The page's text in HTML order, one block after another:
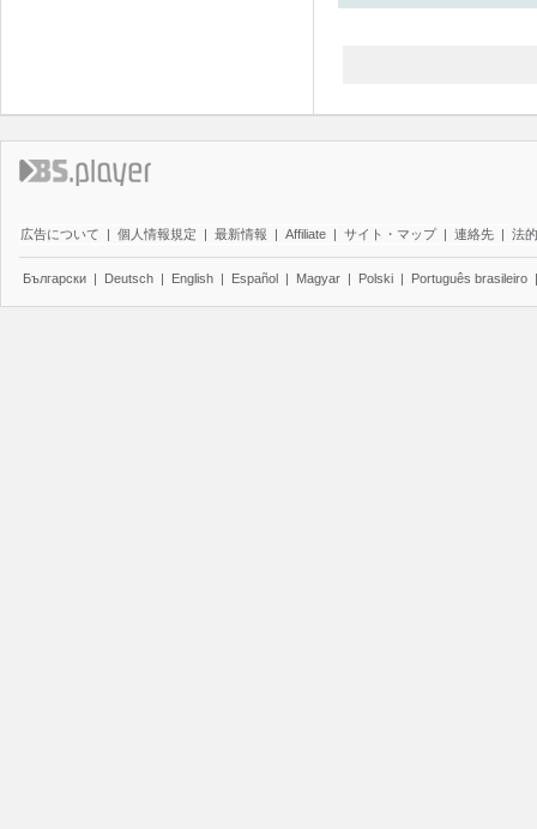
広告について | 個人情報規定 | 最新情報 | Affiliate | サイト・マップ | 連絡先 | 法
Български | Deutsch | English | Español | Magyar | Polski | Português brasileiro